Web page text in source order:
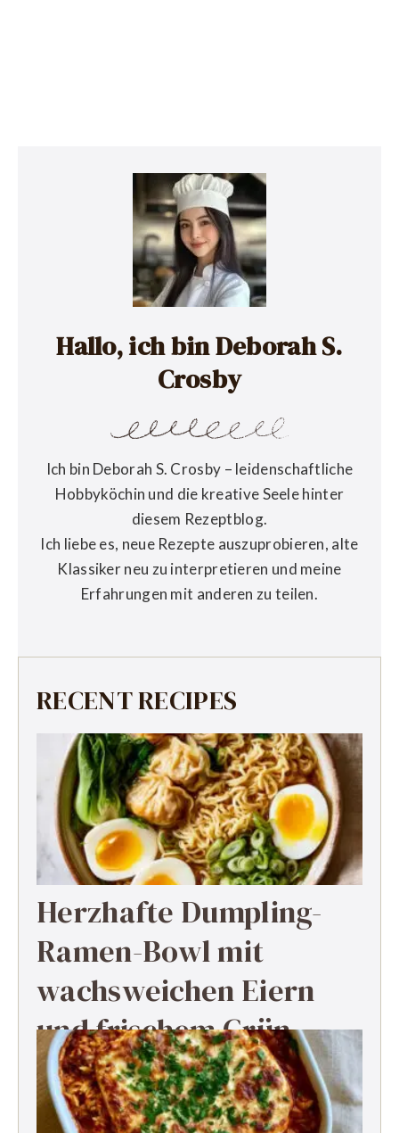
Hallo, ich bin Deborah S.
Crosby
Ich bin Deborah S. Crosby – leidenschaftliche
Hobbyköchin und die kreative Seele hinter
diesem Rezeptblog.
Ich liebe es, neue Rezepte auszuprobieren, alte
Klassiker neu zu interpretieren und meine
Erfahrungen mit anderen zu teilen.
RECENT RECIPES
Herzhafte Dumpling-
Ramen-Bowl mit
wachsweichen Eiern
und frischem Grün